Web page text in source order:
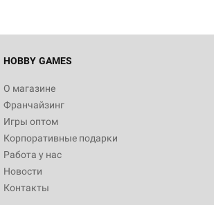
HOBBY GAMES
О магазине
Франчайзинг
Игры оптом
Корпоративные подарки
Работа у нас
Новости
Контакты
империи: Боевая тревога
799
Настольная игра Hobby World Сумерки
империи. Четвёртая редакция: Грозовой
Рубеж
12 990